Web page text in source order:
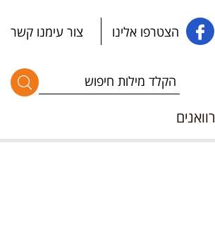
הצטרפו אלינו צור עימנו קשר